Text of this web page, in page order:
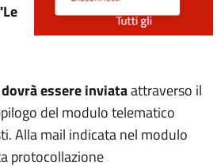
essere inviataattraverso il
del modulo telematico
Alla mail indicata nel modulo
protocollazione